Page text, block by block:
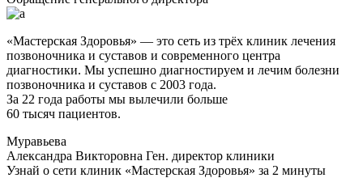
«Мастерская Здоровья» — это сеть из трёх клиник лечения
позвоночника и суставов и современного центра
диагностики. Мы успешно диагностируем и лечим болезни
позвоночника и суставов с 2003 года.
За 22 года работы мы вылечили больше
60 тысяч пациентов.
Муравьева
Александра Викторовна Ген. директор клиники
Узнай о сети клиник «Мастерская Здоровья» за 2 минуты